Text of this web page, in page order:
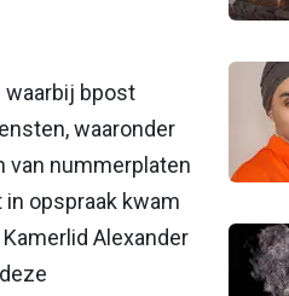
waarbij bpost
waaronder
van nummerplaten
opspraak kwam
Alexander